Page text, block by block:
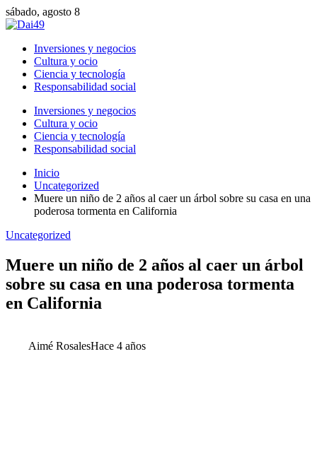
sábado, agosto 8
Inversiones y negocios
Cultura y ocio
Ciencia y tecnología
Responsabilidad social
Inversiones y negocios
Cultura y ocio
Ciencia y tecnología
Responsabilidad social
Inicio
Uncategorized
Muere un niño de 2 años al caer un árbol sobre su casa en una
poderosa tormenta en California
Uncategorized
Muere un niño de 2 años al caer un árbol
sobre su casa en una poderosa tormenta
en California
Aimé RosalesHace 4 años